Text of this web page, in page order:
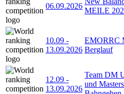
06.09.2026
MEILE
10.09 -
13.09.2026
EMORRC
Berglauf
12.09 -
13.09.2026
Team DM
und